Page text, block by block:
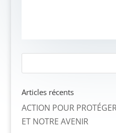
Articles récents
ACTION POUR
ET NOTRE AVENIR